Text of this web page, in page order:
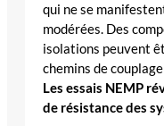
qui ne se
modérées. Des
isolations peuvent
chemins de
Les essais NEMP
de résistance des